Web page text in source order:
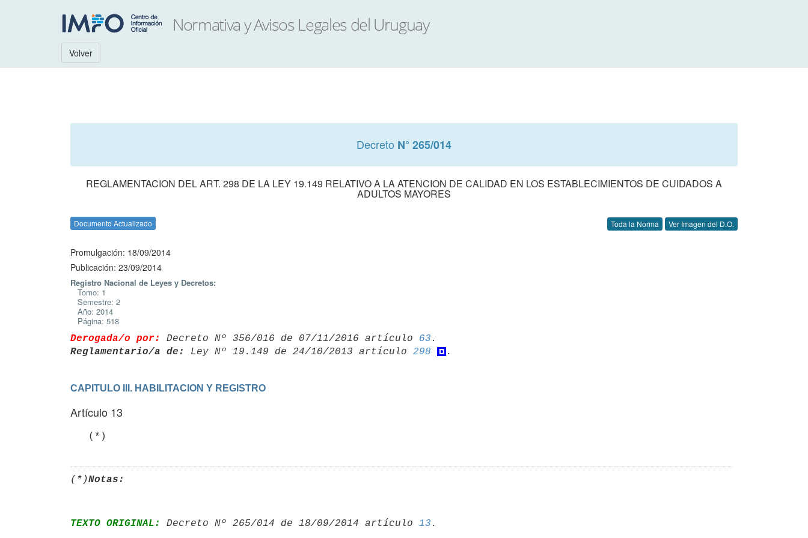
Volver
Decreto N° 265/014
REGLAMENTACION DEL ART. 298 DE LA LEY 19.149 RELATIVO A LA ATENCION DE CALIDAD EN LOS ESTABLECIMIENTOS DE CUIDADOS A
ADULTOS MAYORES
Documento Actualizado Toda la Norma Ver Imagen del D.O.
Promulgación: 18/09/2014
Publicación: 23/09/2014
Registro Nacional de Leyes y Decretos:
Tomo: 1
Semestre: 2
Año: 2014
Página: 518
Derogada/o por: Decreto Nº 356/016 de 07/11/2016 artículo 63
Reglamentario/a de:
Ley Nº 19.149 de 24/10/2013 artículo 298
CAPITULO III. HABILITACION Y REGISTRO
Artículo 13
   (*)
(*)Notas:
TEXTO ORIGINAL: Decreto Nº 265/014 de 18/09/2014 artículo 13